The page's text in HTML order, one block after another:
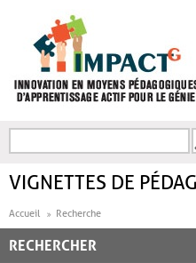
FORMULAIRE DE
VIGNETTES DE
Accueil Recherche
RECHERCHER